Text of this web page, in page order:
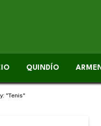
QUINDÍO
"Tenis"